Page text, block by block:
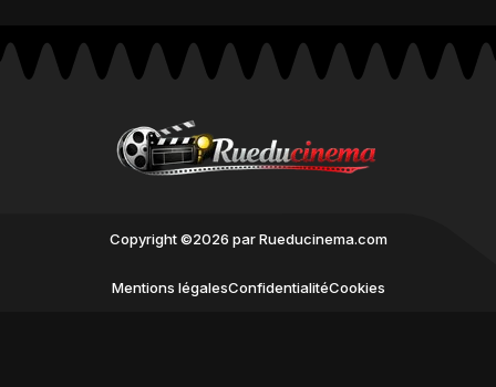
Copyright ©2026 par Rueducinema.com
Mentions légalesConfidentialitéCookies